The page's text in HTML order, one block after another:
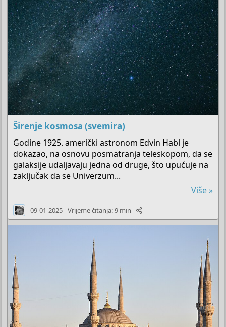
Širenje kosmosa (svemira)
Godine 1925. američki astronom Edvin Habl je
dokazao, na osnovu posmatranja teleskopom, da se
galaksije udaljavaju jedna od druge, što upućuje na
zaključak da se Univerzum...
Više »
09-01-2025 Vrijeme čitanja: 9 min